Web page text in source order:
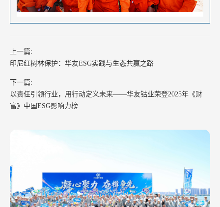
上一篇:
印尼红树林保护：华友ESG实践与生态共赢之路
下一篇:
以责任引领行业，用行动定义未来——华友钴业荣登2025年《财
富》中国ESG影响力榜